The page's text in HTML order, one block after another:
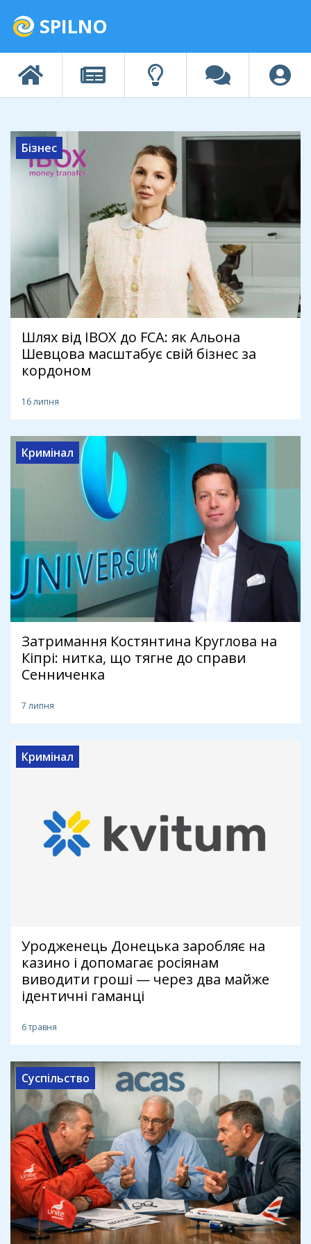
SPILNO
Бізнес
Шлях від IBOX до FCA: як Альона
Шевцова масштабує свій бізнес за
кордоном
16 липня
Кримінал
Затримання Костянтина Круглова на
Кіпрі: нитка, що тягне до справи
Сенниченка
7 липня
Кримінал
Уродженець Донецька заробляє на
казино і допомагає росіянам
виводити гроші — через два майже
ідентичні гаманці
6 травня
Суспільство